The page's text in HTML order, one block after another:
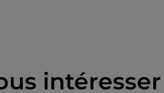
intéresser